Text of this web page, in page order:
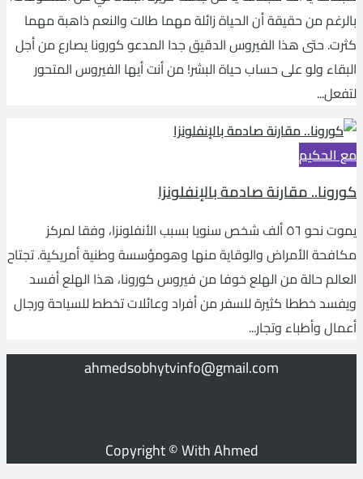
بالرغم من حقيقة أن الحياة زائلة مهما طالت والنعم ذاهبة مهما
كثرت. حتى هذا الفيروس الدقيق جدا المدعو كورونا يصارع من أجل
البقاء ولو على حساب حياة البشر! من أنت أيها الفيروس المتحور
لتفعل...
مع الحكيم
كورونا.. مقارنة صادمة بالإنفلونزا
يموت نحو ٥٦ ألف شخص سنويا بسبب الأنفلونزا، وفقا لمركز
مكافحة الأمراض والوقاية منها وهومؤسسة وطنية أمريكية. تجتاح
العالم حالة من الهلع خوفا من فيروس كورونا، هذا الهلع أفسد
ويفسد خططا كثيرة للسفر من أفراد وعائلات تخطط للسياحة ورجال
أعمال وأطباء وتجار...
ahmedsobhytvinfo@gmail.com
Copyright © With Ahmed